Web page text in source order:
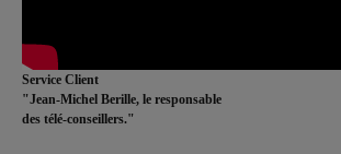
Service Client
"Jean-Michel Berille, le responsable
des télé-conseillers."